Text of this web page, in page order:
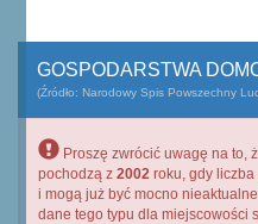
GOSPODARSTWA
(Źródło: Narodowy Spis Powszechny
Proszę zwrócić uwagę na to,
pochodzą z 2002 roku, gdy liczba
i mogą już być mocno
dane tego typu dla miejscowości